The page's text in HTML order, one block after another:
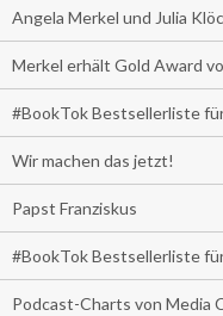
Angela Merkel und Julia
Merkel erhält Gold Award
#BookTok Bestsellerliste
Wir machen das jetzt!
Papst Franziskus
#BookTok Bestsellerliste
Podcast-Charts von Media